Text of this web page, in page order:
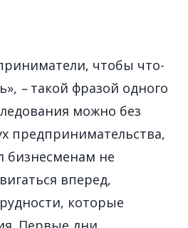
чтобы что-
– такой фразой одного
можно без
предпринимательства,
бизнесменам не
вперед,
которые